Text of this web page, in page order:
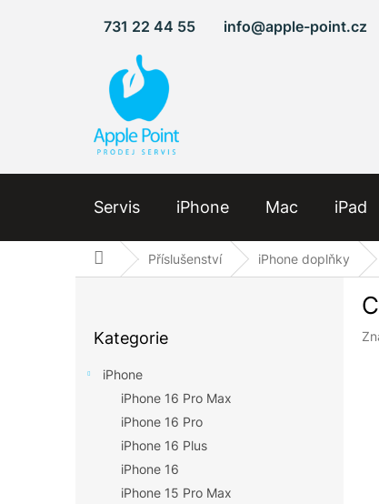
731 22 44 55 info@apple-point.cz
Servis iPhone Mac iPad
Domů Příslušenství iPhone doplňky
kategorie
Kategorie
iPhone
iPhone 16 Pro Max
iPhone 16 Pro
iPhone 16 Plus
iPhone 16
iPhone 15 Pro Max